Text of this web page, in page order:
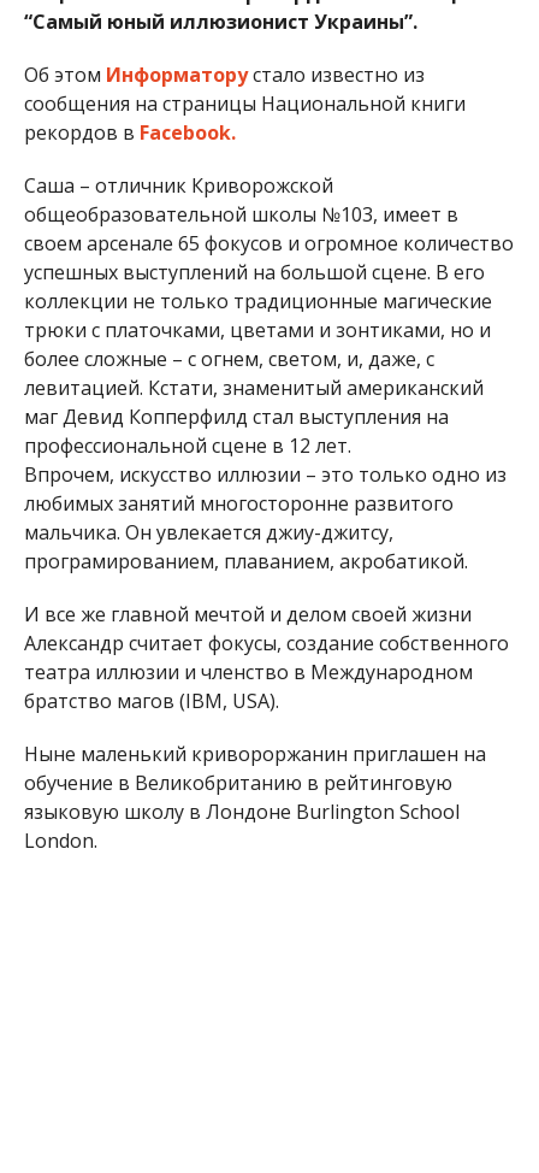
“Самый юный иллюзионист Украины”.
Об этом Информаторустало известно из
сообщения на страницы Национальной книги
рекордов в Facebook.
Саша – отличник Криворожской
общеобразовательной школы №103, имеет в
своем арсенале 65 фокусов и огромное количество
успешных выступлений на большой сцене. В его
коллекции не только традиционные магические
трюки с платочками, цветами и зонтиками, но и
более сложные – с огнем, светом, и, даже, с
левитацией. Кстати, знаменитый американский
маг Девид Копперфилд стал выступления на
профессиональной сцене в 12 лет.
Впрочем, искусство иллюзии – это только одно из
любимых занятий многосторонне развитого
мальчика. Он увлекается джиу-джитсу,
програмированием, плаванием, акробатикой.
И все же главной мечтой и делом своей жизни
Александр считает фокусы, создание собственного
театра иллюзии и членство в Международном
братство магов (ІВМ, USA).
Ныне маленький кривороржанин приглашен на
обучение в Великобританию в рейтинговую
языковую школу в Лондоне Burlington School
London.